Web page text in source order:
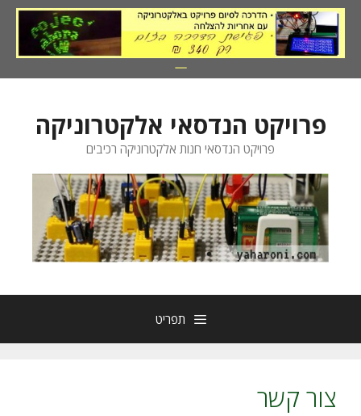
לדלג
לתוכן
פרויקט הנדסאי אלקטרוניקה
פרויקט הנדסאי חנות אלקטרוניקה רכיבים
תפריט
צור קשר